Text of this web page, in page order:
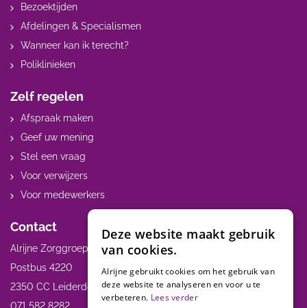
Bezoektijden
Afdelingen & Specialismen
Wanneer kan ik terecht?
Poliklinieken
Zelf regelen
Afspraak maken
Geef uw mening
Stel een vraag
Voor verwijzers
Voor medewerkers
Contact
Alrijne Zorggroep
Postbus 4220
2350 CC Leiderdorp
Deze website maakt gebruik
van cookies.
Alrijne gebruikt cookies om het gebruik van
deze website te analyseren en voor u te
verbeteren. Lees verder